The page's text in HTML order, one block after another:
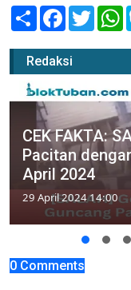
Share Facebook
Redaksi
CEK FAKTA:
Pacitan
April 2024
29 April 2024 14:00
0 Comments